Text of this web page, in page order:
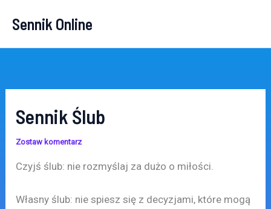
Sennik Online
Sennik Ślub
Zostaw komentarz
Czyjś ślub: nie rozmyślaj za dużo o miłości.
Własny ślub: nie spiesz się z decyzjami, które mogą